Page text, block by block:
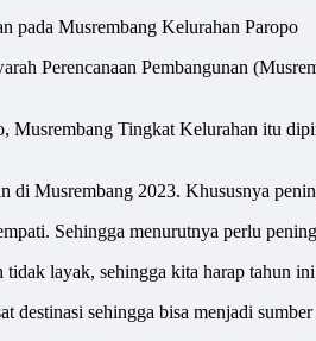
pada Musrembang Kelurahan Paropo
Perencanaan Pembangunan
Tingkat Kelurahan itu
Musrembang 2023. Khususnya
Sehingga menurutnya perlu
layak, sehingga kita harap tahun
destinasi sehingga bisa menjadi